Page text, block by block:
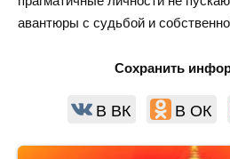
авантюры с судьбой и
Сохранить
В ВК В ОК